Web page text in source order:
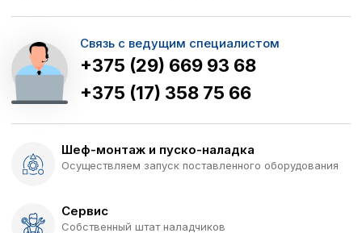
Связь с ведущим специалистом
+375 (29) 669 93 68
+375 (17) 358 75 66
Шеф-монтаж и пуско-наладка
Осуществляем запуск поставленного оборудования
Сервис
Собственный штат наладчиков